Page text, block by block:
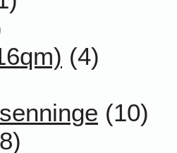
(4)
(10)